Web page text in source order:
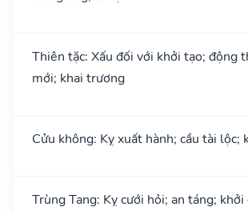
Thiên tặc: Xấu đối với khởi tạo; động
mới; khai trương
Cửu không: Kỵ xuất hành; cầu tài lộc;
Trùng Tang: Kỵ cưới hỏi; an táng;